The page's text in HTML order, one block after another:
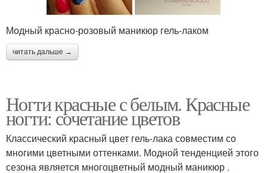
Модный красно-розовый маникюр гель-лаком
читать дальше →
Ногти красные с белым. Красные
ногти: сочетание цветов
Классический красный цвет гель-лака совместим со
многими цветными оттенками. Модной тенденцией этого
сезона является многоцветный модный маникюр .